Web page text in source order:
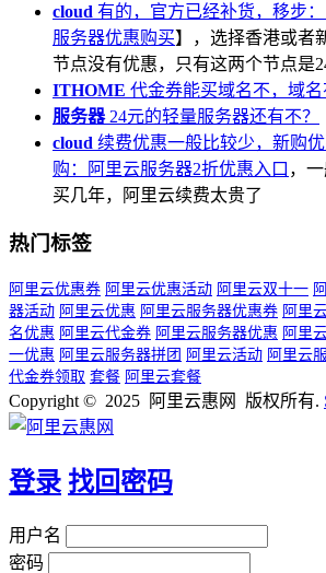
cloud 有的，官方已经补货，移步
服务器优惠购买】，选择香港或者
节点没有优惠，只有这两个节点是
ITHOME 代金券能买域名不，域
服务器24元的轻量服务器还有不？
cloud 续费优惠一般比较少，新购
购：
阿里云服务器2折优惠入口 ，
买几年，阿里云续费太贵了
热门标签
阿里云优惠券 阿里云优惠活动 阿里云双十一
器活动 阿里云优惠 阿里云服务器优惠券 阿里
名优惠 阿里云代金券 阿里云服务器优惠 阿里
一优惠 阿里云服务器拼团 阿里云活动 阿里云
代金券领取 套餐 阿里云套餐
Copyright © 2025 阿里云惠网 版权所有.
登录 找回密码
用户名
密码